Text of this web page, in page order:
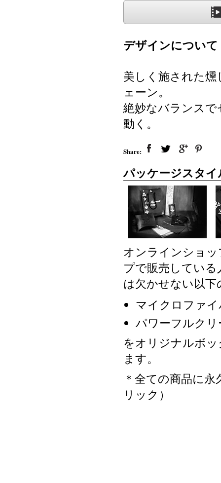
デザインについて
美しく施された
ェーン。
絶妙なバランス
動く。
Share:
パッケージスタ
オンラインショ
プで販売してい
は欠かせない以
マイクロファ
パワーフルク
をオリジナルボ
ます。
＊全ての商品に
リック）